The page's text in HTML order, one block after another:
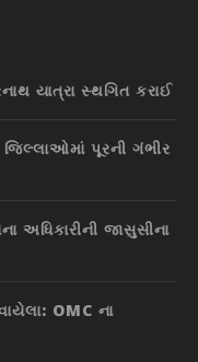
યાત્રા સ્થગિત કરાઈ
પૂરની ગંભીર
અધિકારીની જાસુસીના
OMC ના